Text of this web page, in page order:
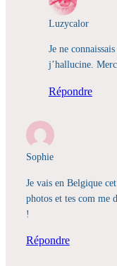
Luzycalor
Je ne
j’hallucine.
Répondre
Sophie
Je vais en Belgique
photos et tes com me
!
Répondre